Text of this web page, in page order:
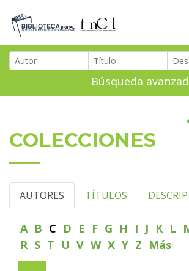
Búsqueda
COLECCIONES
AUTORES TÍTULOS
A B C D E F G H I J K L
R S T U V W X Y Z Más